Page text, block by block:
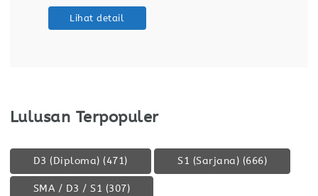
Prima sedang menjalankan program rekrutmen
untuk merekrut talenta terbaik guna mengisi
Lihat detail
Lulusan Terpopuler
D3 (Diploma) (471) S1 (Sarjana) (666)
SMA / D3 / S1 (307)